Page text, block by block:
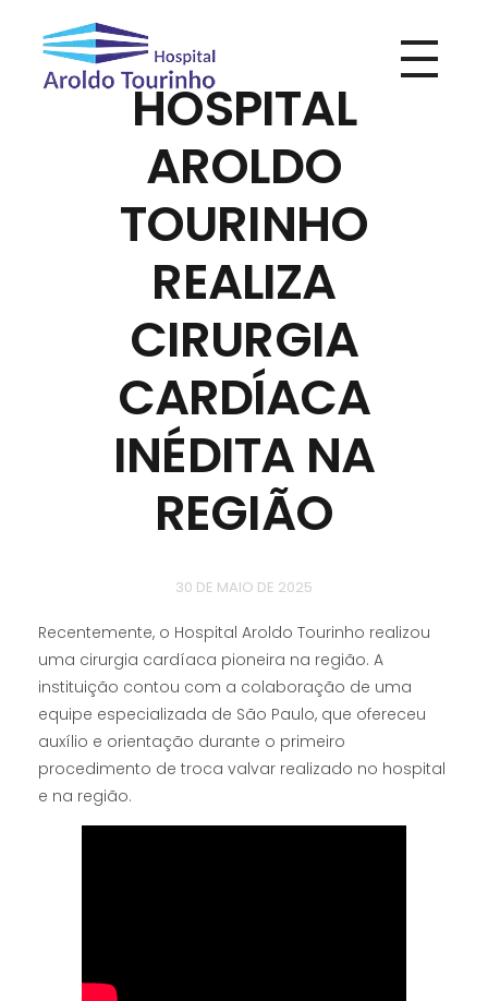
HOSPITAL
AROLDO
TOURINHO
REALIZA
CIRURGIA
CARDÍACA
INÉDITA NA
REGIÃO
30 DE MAIO DE 2025
Recentemente, o Hospital Aroldo Tourinho realizou
uma cirurgia cardíaca pioneira na região. A
instituição contou com a colaboração de uma
equipe especializada de São Paulo, que ofereceu
auxílio e orientação durante o primeiro
procedimento de troca valvar realizado no hospital
e na região.